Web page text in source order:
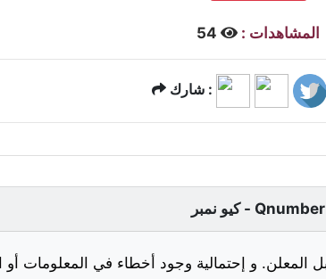
المشاهدات :
شارك :
كيو نمبر - Qnumber
و إحتمالية وجود أخطاء في المعلومات أو